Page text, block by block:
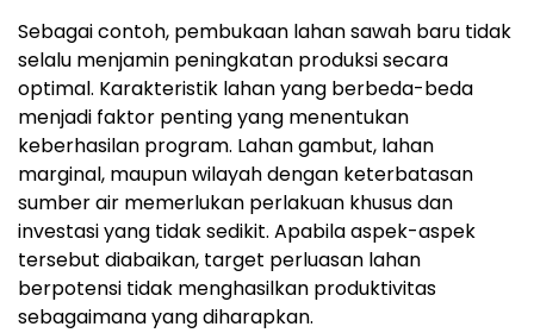
Sebagai contoh, pembukaan lahan sawah baru tidak
selalu menjamin peningkatan produksi secara
optimal. Karakteristik lahan yang berbeda-beda
menjadi faktor penting yang menentukan
keberhasilan program. Lahan gambut, lahan
marginal, maupun wilayah dengan keterbatasan
sumber air memerlukan perlakuan khusus dan
investasi yang tidak sedikit. Apabila aspek-aspek
tersebut diabaikan, target perluasan lahan
berpotensi tidak menghasilkan produktivitas
sebagaimana yang diharapkan.